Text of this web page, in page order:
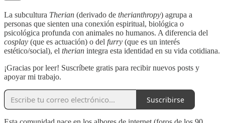
La subcultura Therian (derivado de therianthropy) agrupa a
personas que sienten una conexión espiritual, biológica o
psicológica profunda con animales no humanos. A diferencia del
cosplay (que es actuación) o del furry (que es un interés
estético/social), el therian integra esta identidad en su vida cotidiana.
¡Gracias por leer! Suscríbete gratis para recibir nuevos posts y
apoyar mi trabajo.
Suscribirse